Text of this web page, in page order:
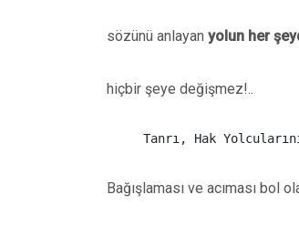
sözünü anlayan yolun her
hiçbir şeye değişmez!..
Bağışlaması ve acıması bol